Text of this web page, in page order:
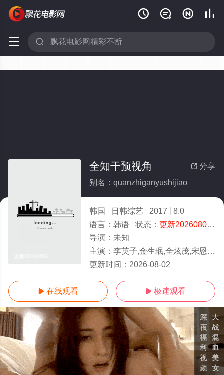
   
 
 分享
全知干预视角
别名：quanzhiganyushijiao
韩国 日韩综艺 2017
8.0
语言： 韩语 状态： 更新20260802 -
导演： 未知
主演： 李英子,金生珉,全炫茂,宋恩伊,梁世亨,洪真英,柳炳宰
更新时间： 2026-08-02
 在线观看  极速观看